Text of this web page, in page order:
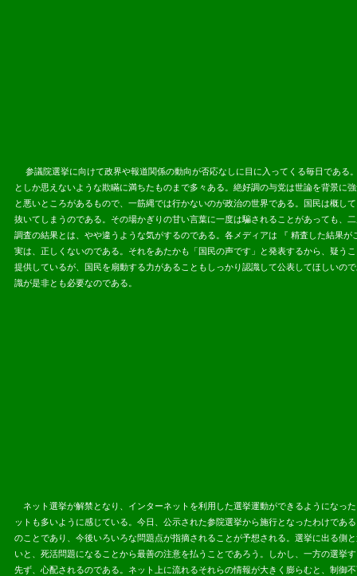
参議院選挙に向けて政界や報道関係の動向が否応なしに目に入ってくる毎日である
としか思えないような欺瞞に満ちたものまで多々ある。絶好調の与党は世論を背景
と悪いところがあるもので、一筋縄では行かないのが政治の世界である。国民は概し
抜いてしまうのである。その場かぎりの甘い言葉に一度は騙されることがあっても、
調査の結果とは、やや違うような気がするのである。各メディアは 『 精査した結果
実は、正しくないのである。それをあたかも「国民の声です」と発表するから、疑う
提供しているが、国民を扇動する力があることもしっかり認識して公表してほしいの
識が是非とも必要なのである。
ネット選挙が解禁となり、インターネットを利用した選挙運動ができるようになっ
ットも多いように感じている。今日、公示された参院選挙から施行となったわけで
のことであり、今後いろいろな問題点が指摘されることが予想される。選挙に出る側
いと、死活問題になることから最善の注意を払うことであろう。しかし、一方の選
先ず、心配されるのである。ネット上に流れるそれらの情報が大きく膨らむと、制御